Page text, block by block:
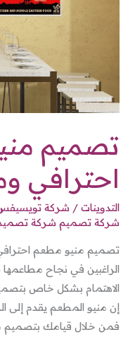
تصميم
احترافي
التدوينات / شركة
شركة تصميم شركة
تصميم منيو مطعم
الراغبين في نجاح
الاهتمام بشكل خاص
إن منيو المطعم يقدم إلى
فمن خلال قيامك بتصميم